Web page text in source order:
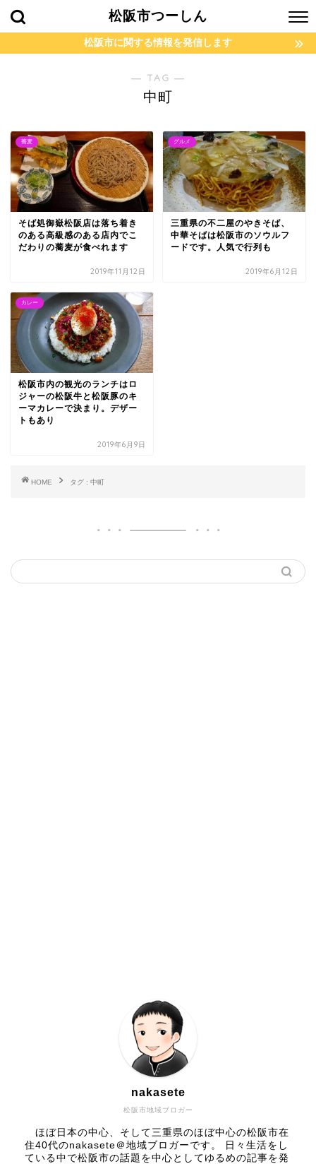
松阪市つーしん
松阪市に関する情報を発信します
― TAG ―
中町
蕎麦
そば処御嶽松阪店は落ち着き
のある高級感のある店内でこ
だわりの蕎麦が食べれます
2019年11月12日
グルメ
三重県の不二屋のやきそば、
中華そばは松阪市のソウルフ
ードです。人気で行列も
2019年6月12日
カレー
松阪市内の観光のランチはロ
ジャーの松阪牛と松阪豚のキ
ーマカレーで決まり。デザー
トもあり
2019年6月9日
HOME タグ : 中町
松阪市地域ブロガー
nakasete
ほぼ日本の中心、そして三重県のほぼ中心の松阪市在
住40代のnakasete＠地域ブロガーです。 日々生活をし
ている中で松阪市の話題を中心としてゆるめの記事を発